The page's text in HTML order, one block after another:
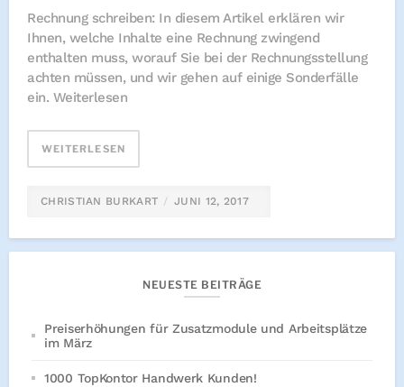
Rechnung schreiben: In diesem Artikel erklären wir
Ihnen, welche Inhalte eine Rechnung zwingend
enthalten muss, worauf Sie bei der Rechnungsstellung
achten müssen, und wir gehen auf einige Sonderfälle
ein. Weiterlesen
WEITERLESEN
CHRISTIAN BURKART JUNI 12, 2017
NEUESTE BEITRÄGE
Preiserhöhungen für Zusatzmodule und Arbeitsplätze
im März
1000 TopKontor Handwerk Kunden!